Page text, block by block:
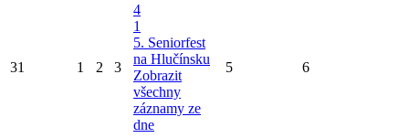
31 1 2 3
4
1
5. Seniorfest
na Hlučínsku
Zobrazit
všechny
záznamy ze
dne
5 6